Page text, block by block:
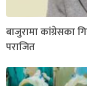
बाजुरामा कांग्रेसका
पराजित